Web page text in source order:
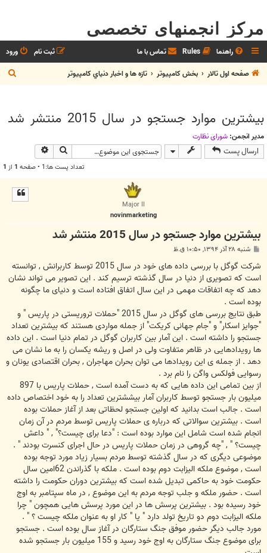
مرکز انجمنهای تخصصی
راهنما Rules تماس با ما ورود
ثبت نام
صفحه اول تالار
بخش كامپيوتر تازه ها و اخبار دنياي کامپيوتر
س
بیشترین موارد جستجو در سال 2015 منتشر شد
مدیر انجمن: شوراي نظارت
ارسال پست جستجو
تعداد پست ها:1 • صفحه 1 از 1
Major II
novinmarketing
بیشترین موارد جستجو در سال 2015 منتشر شد
ت
شنبه ۲۸ آذر ۱۳۹۴, ۱۰:۵۰ ق.ظ
شرکت گوگل با بررسی داده های خود در سال 2015 توسط کاربرانش , توانسته
است که تصویری از دنیا در سال گذشته ترسیم کند . این تصویر می تواند نشان
دهد که چه اتفاقات مهمی در این سال اتفاق افتاده است و دنیای ما چگونه
بوده است .
طبق نتایج بررسی های گوگل در سال 2015 "حملات تروریستی در پاریس " و
"جوایز اسکار" و "جام جهانی کریکت" از جمله مواردی هستند که بیشترین تعداد
جستجو را داشته است . این آمار بین کاربران گوگل در تمام دنیا است . این داده
ها رویدادهایی در ظاهر متفاوت ولی در اصل و ریشه یکسان را به ما نشان می
دهد . از جمله ی این رویدادها می توان بحران مهاجران , بحران اقتصادی یونان و
رسوایی فولکس واگن را نام برد .
از بین تمامی این داده هایی که به دست آمده است , حملات پاریس با 897
میلیون بار جستجو توسط کاربران آمار بیششترین تعداد را به خود اختصاص داده
است . جالب است بدانید که اولین جستجو لحظاتی بعد از آغاز حملات بوده
است . بیشترین سوالاتی که درباره ی حملات پاریس توسط مردم در آن زمان
انجام شده است شامل این موارد بوده است : "دعا برای چیست؟" , " داعش
چیست؟ " , "چه گروهی در زمان حملات پاریس در حال اجرای کنسرت بودند " .
موضوعی دیگری که در سال گذشته توسط مردم بسیار زیاد مورد توجه بوده
است , موضوع ملکه الیزابت دوم بوده است . ملکه با گذراندن 62امین سال
حکومت خود به حاکمی تبدیل شده است که بیشترین دوران حکومت را داشته
است . حضور ملکه و جلب توجه مردم به این موضوع , در ماه سپتامبر به اوج
خود رسیده بود . بیشترین پرسش ها در این مورد پرسش هایی همچون " چرا
ملکه الیزابت دوم دو تاریخ تولد دارد " یا " کار او به عنوان ملکه چیست ؟ " .
مورد جالب دیگر حضور موفق جنگ ستارگان در آغاز سال بوده است . جستجو
برای موضوع جنگ ستارگان به اوج خود رسید و 155 میلیون بار جستجو شده